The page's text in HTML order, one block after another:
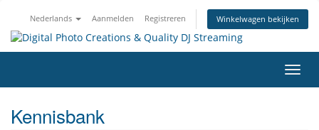
Nederlands Aanmelden Registreren Winkelwagen bekijken
in-/
Kennisbank